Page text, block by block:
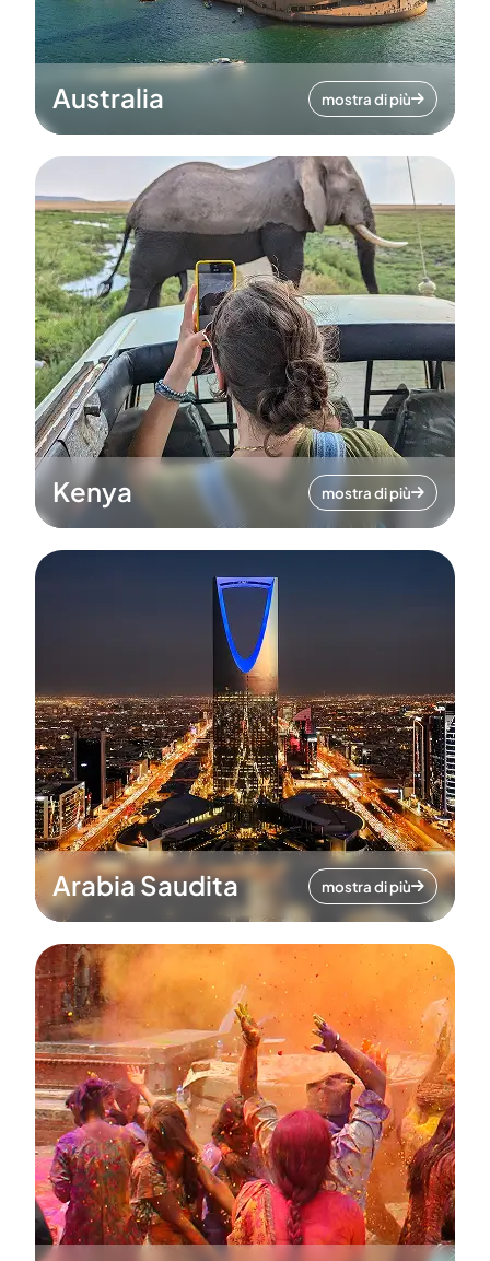
Australia mostra di più
Kenya mostra di più
Arabia Saudita mostra di più